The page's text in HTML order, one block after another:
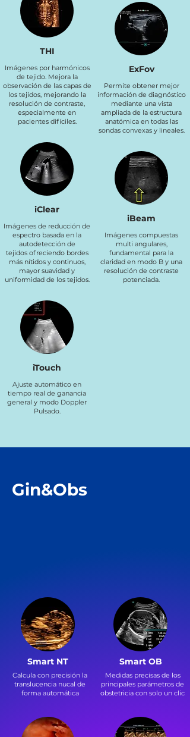
THI
Imágenes por harmónicos
de tejido. Mejora la
observación de las capas de
los tejidos, mejorando la
resolución de contraste,
especialmente en
pacientes difíciles.
iClear
Imágenes de reducción de
espectro basada en la
autodetección de
tejidos ofreciendo bordes
más nítidos y continuos,
mayor suavidad y
uniformidad de los tejidos.
iTouch
Ajuste automático en
tiempo real de ganancia
general y modo Doppler
Pulsado.
ExFov
Permite obtener mejor
información de diagnóstico
mediante una vista
ampliada de la estructura
anatómica en todas las
sondas convexas y lineales.
iBeam
Imágenes compuestas
multi angulares,
fundamental para la
claridad en modo B y una
resolución de contraste
potenciada.
Gin&Obs
Smart NT
Calcula con precisión la
translucencia nucal de
forma automática
Smart OB
Medidas precisas de los
principales parámetros de
obstetricia con solo un clic